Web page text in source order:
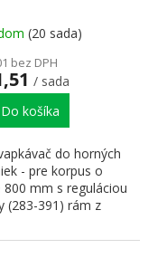
(20 sada)
bez DPH
/ sada
Do košíka
do horných
- pre korpus o
800 mm s reguláciou
(283-391) rám z